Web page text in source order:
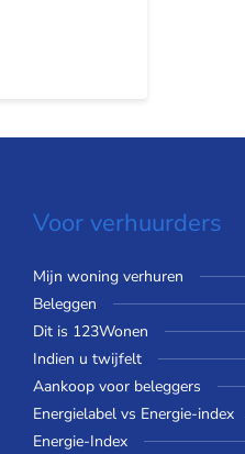
Voor verhuurders
Mijn woning verhuren
Beleggen
Dit is 123Wonen
Indien u twijfelt
Aankoop voor beleggers
Energielabel vs Energie-index
Energie-Index